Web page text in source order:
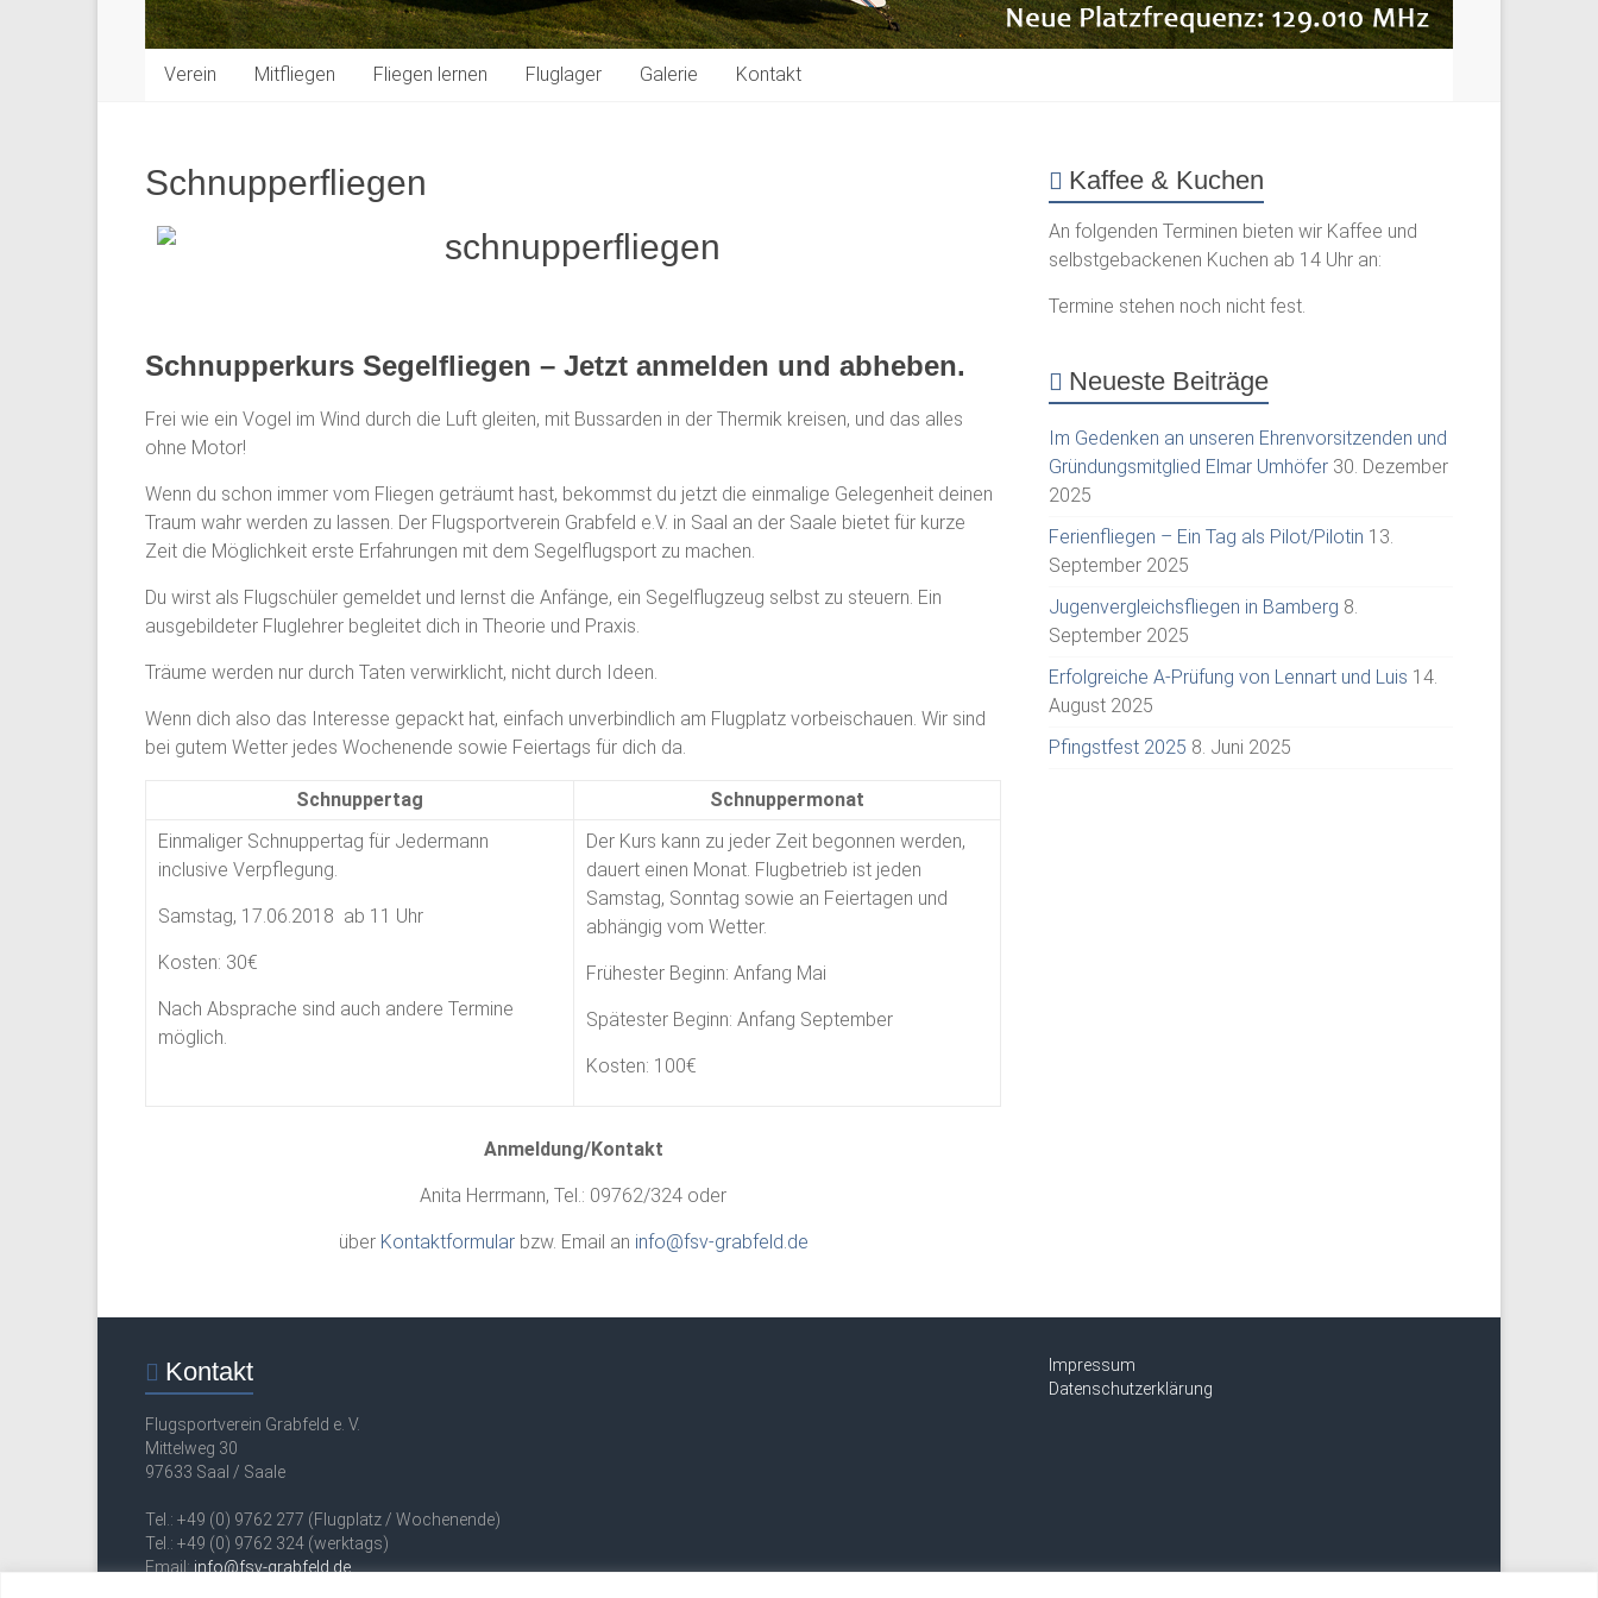
Verein Mitfliegen Fliegen lernen Fluglager Galerie Kontakt
Schnupperfliegen
Schnupperkurs Segelfliegen – Jetzt anmelden und abheben.
Frei wie ein Vogel im Wind durch die Luft gleiten, mit Bussarden in der Thermik kreisen, und das alles
ohne Motor!
Wenn du schon immer vom Fliegen geträumt hast, bekommst du jetzt die einmalige Gelegenheit deinen
Traum wahr werden zu lassen. Der Flugsportverein Grabfeld e.V. in Saal an der Saale bietet für kurze
Zeit die Möglichkeit erste Erfahrungen mit dem Segelflugsport zu machen.
Du wirst als Flugschüler gemeldet und lernst die Anfänge, ein Segelflugzeug selbst zu steuern. Ein
ausgebildeter Fluglehrer begleitet dich in Theorie und Praxis.
Träume werden nur durch Taten verwirklicht, nicht durch Ideen.
Wenn dich also das Interesse gepackt hat, einfach unverbindlich am Flugplatz vorbeischauen. Wir sind
bei gutem Wetter jedes Wochenende sowie Feiertags für dich da.
Schnuppertag
Schnuppermonat
Einmaliger Schnuppertag für Jedermann
inclusive Verpflegung.
Samstag, 17.06.2018 ab 11 Uhr
Kosten: 30€
Nach Absprache sind auch andere Termine
möglich.
Der Kurs kann zu jeder Zeit begonnen werden,
dauert einen Monat. Flugbetrieb ist jeden
Samstag, Sonntag sowie an Feiertagen und
abhängig vom Wetter.
Frühester Beginn: Anfang Mai
Spätester Beginn: Anfang September
Kosten: 100€
Anmeldung/Kontakt
Anita Herrmann, Tel.: 09762/324 oder
über Kontaktformular bzw. Email an info@fsv-grabfeld.de
Kaffee & Kuchen
An folgenden Terminen bieten wir Kaffee und
selbstgebackenen Kuchen ab 14 Uhr an:
Termine stehen noch nicht fest.
Neueste Beiträge
Im Gedenken an unseren Ehrenvorsitzenden und
Gründungsmitglied Elmar Umhöfer 30. Dezember
2025
Ferienfliegen – Ein Tag als Pilot/Pilotin 13.
September 2025
Jugenvergleichsfliegen in Bamberg 8.
September 2025
Erfolgreiche A-Prüfung von Lennart und Luis 14.
August 2025
Pfingstfest 2025 8. Juni 2025
Kontakt
Flugsportverein Grabfeld e. V.
Mittelweg 30
97633 Saal / Saale
Tel.: +49 (0) 9762 277 (Flugplatz / Wochenende)
Tel.: +49 (0) 9762 324 (werktags)
Email: info@fsv-grabfeld.de
Impressum
Datenschutzerklärung